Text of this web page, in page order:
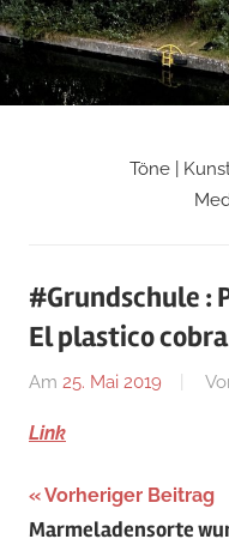
Zum
Inhalt
springen
Martin
Blog
Töne |
#Grundschule :
El plastico
Am 25. Mai 2019
Link
Vorheriger Beitrag
Marmeladensorte